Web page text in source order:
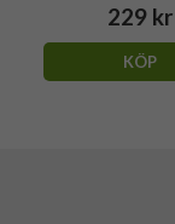
229 kr
KÖP